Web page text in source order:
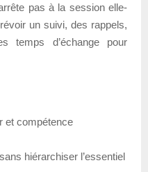
pas à la session elle-
un suivi, des rappels,
temps d’échange pour
et compétence
hiérarchiser l’essentiel